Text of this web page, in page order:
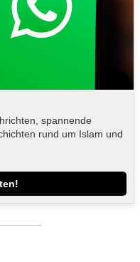
spannende
rund um Islam und